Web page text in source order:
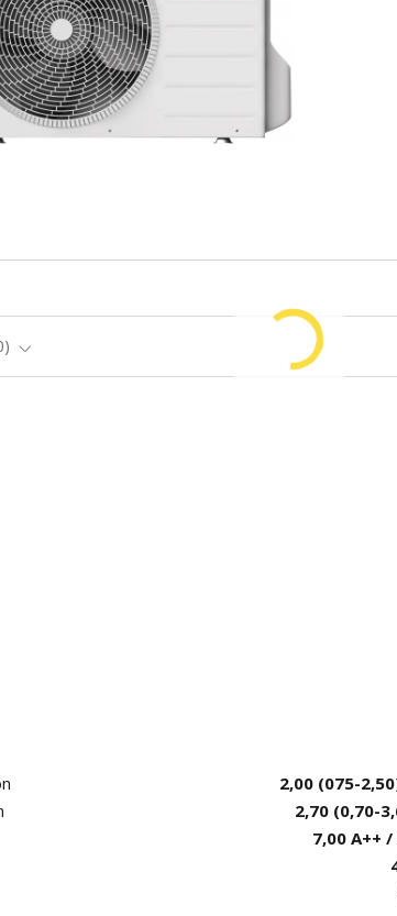
(min-max) / příkon
2,00 (075-
max) / příkon 2,70 (0,70-
SEER / SCOP 7,00 A++ /
Lp (1m) chlazení
topení
47 dB